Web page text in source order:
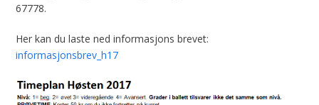
67778.
Her kan du laste ned informasjons brevet:
informasjonsbrev_h17